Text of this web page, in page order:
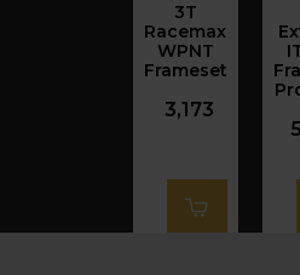
3T
Racemax
WPNT
Frameset
3,173